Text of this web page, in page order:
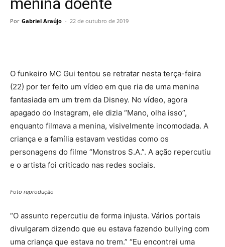
Por Gabriel Araújo - 22 de outubro de 2019
O funkeiro MC Gui tentou se retratar nesta terça-feira
(22) por ter feito um vídeo em que ria de uma menina
fantasiada em um trem da Disney. No vídeo, agora
apagado do Instagram, ele dizia “Mano, olha isso”,
enquanto filmava a menina, visivelmente incomodada. A
criança e a família estavam vestidas como os
personagens do filme “Monstros S.A.”. A ação repercutiu
e o artista foi criticado nas redes sociais.
Foto reprodução
“O assunto repercutiu de forma injusta. Vários portais
divulgaram dizendo que eu estava fazendo bullying com
uma criança que estava no trem.” “Eu encontrei uma